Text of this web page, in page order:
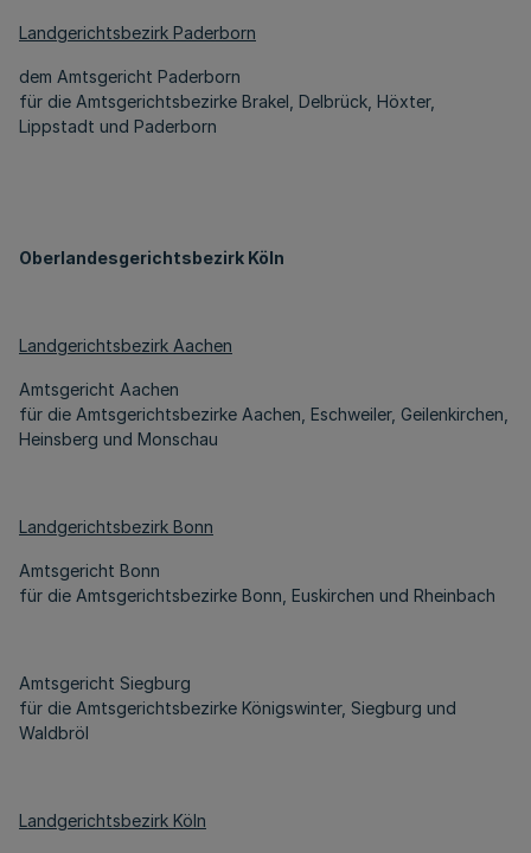
Landgerichtsbezirk Paderborn
dem Amtsgericht Paderborn
für die Amtsgerichtsbezirke Brakel, Delbrück, Höxter,
Lippstadt und Paderborn
Oberlandesgerichtsbezirk Köln
Landgerichtsbezirk Aachen
Amtsgericht Aachen
für die Amtsgerichtsbezirke Aachen, Eschweiler, Geilenkirchen,
Heinsberg und Monschau
Landgerichtsbezirk Bonn
Amtsgericht Bonn
für die Amtsgerichtsbezirke Bonn, Euskirchen und Rheinbach
Amtsgericht Siegburg
für die Amtsgerichtsbezirke Königswinter, Siegburg und
Waldbröl
Landgerichtsbezirk Köln